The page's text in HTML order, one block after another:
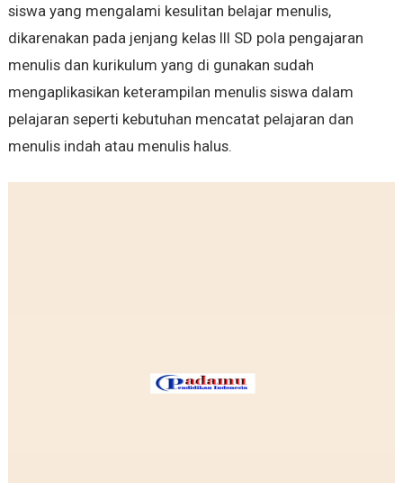
siswa yang mengalami kesulitan belajar menulis,
dikarenakan pada jenjang kelas III SD pola pengajaran
menulis dan kurikulum yang di gunakan sudah
mengaplikasikan keterampilan menulis siswa dalam
pelajaran seperti kebutuhan mencatat pelajaran dan
menulis indah atau menulis halus.